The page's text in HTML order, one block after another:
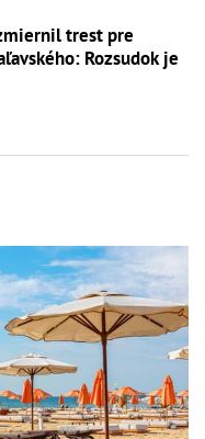
trest pre
Rozsudok je